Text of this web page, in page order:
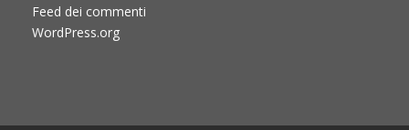
Feed dei commenti
WordPress.org